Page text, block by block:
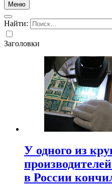
Меню
Найти:
Заголовки
У одного из
в России